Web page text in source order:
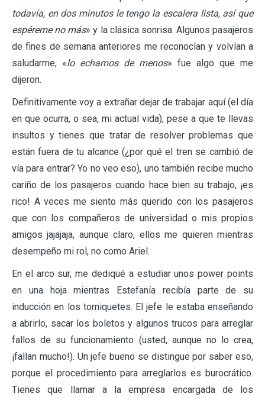
todavía, en dos minutos le tengo la escalera lista, así que
espéreme no más» y la clásica sonrisa. Algunos pasajeros
de fines de semana anteriores me reconocían y volvían a
saludarme, «lo echamos de menos» fue algo que me
dijeron.
Definitivamente voy a extrañar dejar de trabajar aquí (el día
en que ocurra, o sea, mi actual vida), pese a que te llevas
insultos y tienes que tratar de resolver problemas que
están fuera de tu alcance (¿por qué el tren se cambió de
vía para entrar? Yo no veo eso), uno también recibe mucho
cariño de los pasajeros cuando hace bien su trabajo, ¡es
rico! A veces me siento más querido con los pasajeros
que con los compañeros de universidad o mis propios
amigos jajajaja, aunque claro, ellos me quieren mientras
desempeño mi rol, no como Ariel.
En el arco sur, me dediqué a estudiar unos power points
en una hoja mientras Estefanía recibía parte de su
inducción en los torniquetes. El jefe le estaba enseñando
a abrirlo, sacar los boletos y algunos trucos para arreglar
fallos de su funcionamiento (usted, aunque no lo crea,
¡fallan mucho!). Un jefe bueno se distingue por saber eso,
porque el procedimiento para arreglarlos es burocrático.
Tienes que llamar a la empresa encargada de los